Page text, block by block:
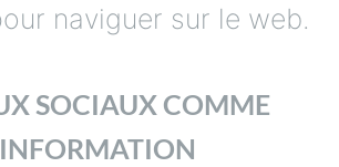
naviguer sur le web.
SOCIAUX COMME